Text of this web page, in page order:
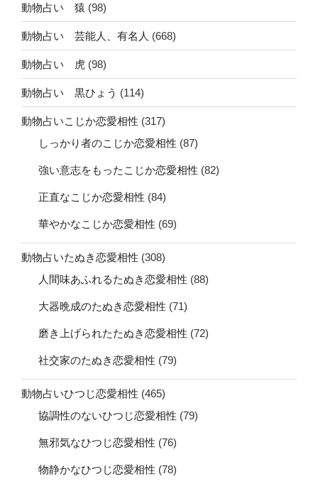
動物占い 猿 (98)
動物占い 芸能人、有名人 (668)
動物占い 虎 (98)
動物占い 黒ひょう (114)
動物占いこじか恋愛相性 (317)
しっかり者のこじか恋愛相性 (87)
強い意志をもったこじか恋愛相性 (82)
正直なこじか恋愛相性 (84)
華やかなこじか恋愛相性 (69)
動物占いたぬき恋愛相性 (308)
人間味あふれるたぬき恋愛相性 (88)
大器晩成のたぬき恋愛相性 (71)
磨き上げられたたぬき恋愛相性 (72)
社交家のたぬき恋愛相性 (79)
動物占いひつじ恋愛相性 (465)
協調性のないひつじ恋愛相性 (79)
無邪気なひつじ恋愛相性 (76)
物静かなひつじ恋愛相性 (78)